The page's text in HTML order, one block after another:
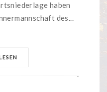
haben
des...